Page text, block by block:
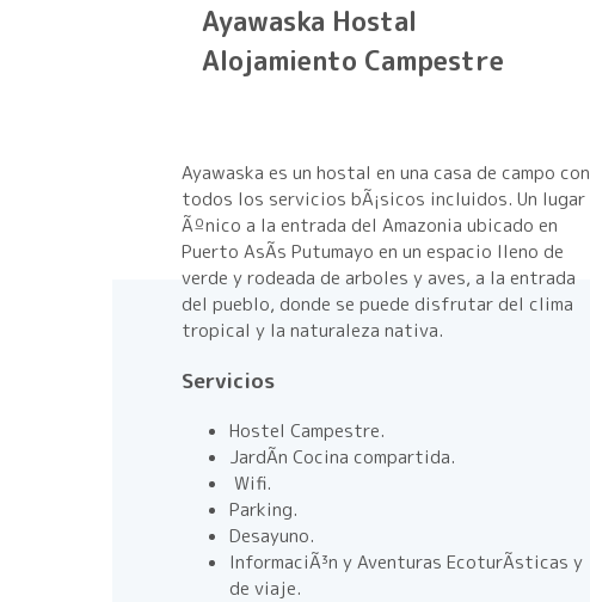
Ayawaska Hostal
Alojamiento Campestre
Ayawaska es un hostal en una casa de campo con
todos los servicios bÃ¡sicos incluidos. Un lugar
Ãºnico a la entrada del Amazonia ubicado en
Puerto AsÃ­s Putumayo en un espacio lleno de
verde y rodeada de arboles y aves, a la entrada
del pueblo, donde se puede disfrutar del clima
tropical y la naturaleza nativa.
Servicios
Hostel Campestre.
JardÃ­n Cocina compartida.
Wifi.
Parking.
Desayuno.
InformaciÃ³n y Aventuras EcoturÃ­sticas y
de viaje.